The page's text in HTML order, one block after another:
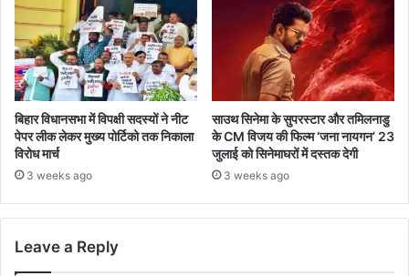
बिहार विधानसभा में विपक्षी सदस्यों ने नीट
पेपर लीक लेकर मुख्य पोर्टिको तक निकाला
विरोध मार्च
3 weeks ago
साउथ सिनेमा के सुपरस्टार और तमिलनाडु
के CM विजय की फिल्म ‘जना नायगन’ 23
जुलाई को सिनेमाघरों में दस्तक देगी
3 weeks ago
Leave a Reply